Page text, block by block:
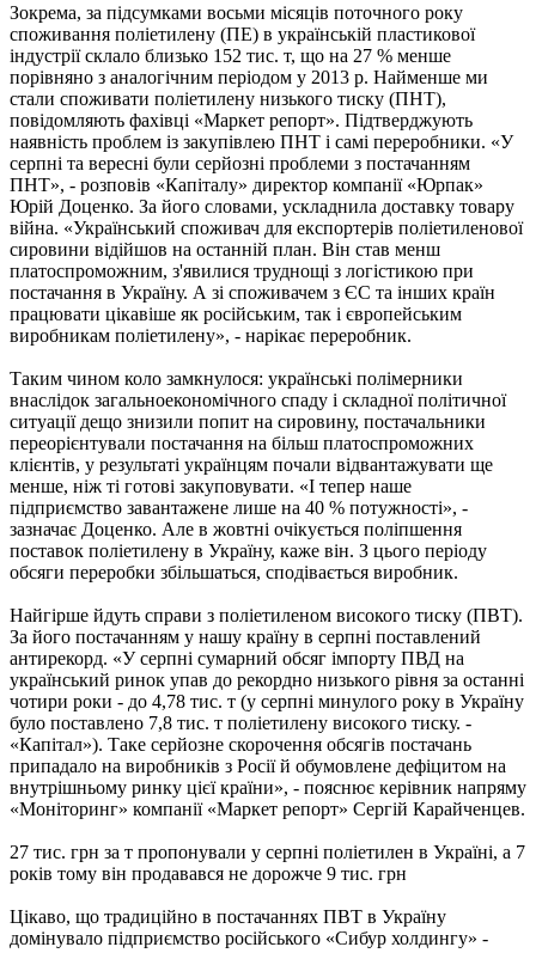
Зокрема, за підсумками восьми місяців поточного року
споживання поліетилену (ПЕ) в українській пластикової
індустрії склало близько 152 тис. т, що на 27 % менше
порівняно з аналогічним періодом у 2013 р. Найменше ми
стали споживати поліетилену низького тиску (ПНТ),
повідомляють фахівці «Маркет репорт». Підтверджують
наявність проблем із закупівлею ПНТ і самі переробники. «У
серпні та вересні були серйозні проблеми з постачанням
ПНТ», - розповів «Капіталу» директор компанії «Юрпак»
Юрій Доценко. За його словами, ускладнила доставку товару
війна. «Український споживач для експортерів поліетиленової
сировини відійшов на останній план. Він став менш
платоспроможним, з'явилися труднощі з логістикою при
постачання в Україну. А зі споживачем з ЄС та інших країн
працювати цікавіше як російським, так і європейським
виробникам поліетилену», - нарікає переробник.
Таким чином коло замкнулося: українські полімерники
внаслідок загальноекономічного спаду і складної політичної
ситуації дещо знизили попит на сировину, постачальники
переорієнтували постачання на більш платоспроможних
клієнтів, у результаті українцям почали відвантажувати ще
менше, ніж ті готові закуповувати. «І тепер наше
підприємство завантажене лише на 40 % потужності», -
зазначає Доценко. Але в жовтні очікується поліпшення
поставок поліетилену в Україну, каже він. З цього періоду
обсяги переробки збільшаться, сподівається виробник.
Найгірше йдуть справи з поліетиленом високого тиску (ПВТ).
За його постачанням у нашу країну в серпні поставлений
антирекорд. «У серпні сумарний обсяг імпорту ПВД на
український ринок упав до рекордно низького рівня за останні
чотири роки - до 4,78 тис. т (у серпні минулого року в Україну
було поставлено 7,8 тис. т поліетилену високого тиску. -
«Капітал»). Таке серйозне скорочення обсягів постачань
припадало на виробників з Росії й обумовлене дефіцитом на
внутрішньому ринку цієї країни», - пояснює керівник напряму
«Моніторинг» компанії «Маркет репорт» Сергій Карайченцев.
27 тис. грн за т пропонували у серпні поліетилен в Україні, а 7
років тому він продавався не дорожче 9 тис. грн
Цікаво, що традиційно в постачаннях ПВТ в Україну
домінувало підприємство російського «Сибур холдингу» -